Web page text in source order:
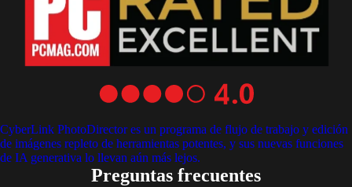
CyberLink PhotoDirector es un programa de flujo de trabajo y edición
de imágenes repleto de herramientas potentes, y sus nuevas funciones
de IA generativa lo llevan aún más lejos.
Preguntas frecuentes